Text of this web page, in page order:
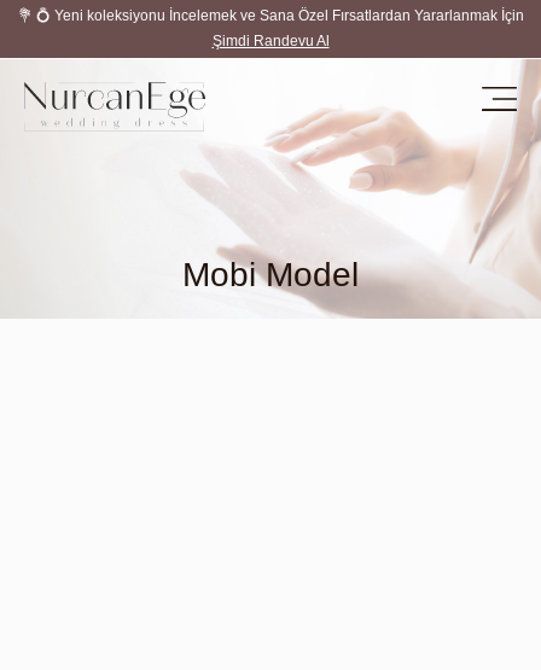
💐 💍 Yeni koleksiyonu İncelemek ve Sana Özel Fırsatlardan Yararlanmak İçin
Şimdi Randevu Al
Mobi Model